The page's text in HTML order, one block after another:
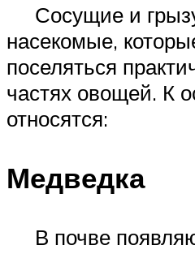
Сосущие и
насекомые,
поселяться
частях овощей. К
относятся:
Медведка
В почве